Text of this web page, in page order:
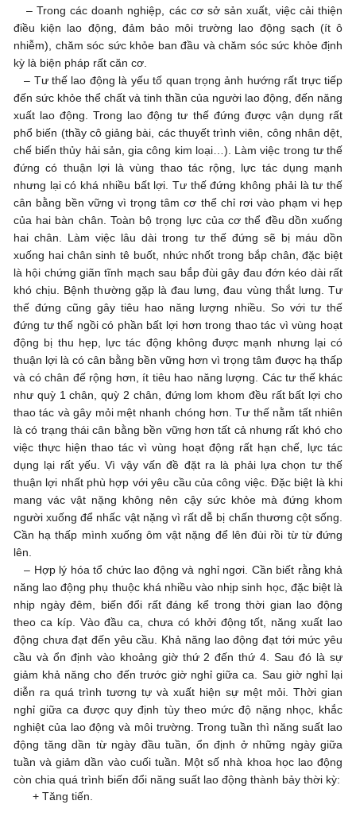
– Trong các doanh nghiệp, các cơ sở sản xuất, việc cải thiện
điều kiện lao động, đảm bảo môi trường lao động sạch (ít ô
nhiễm), chăm sóc sức khỏe ban đầu và chăm sóc sức khỏe định
kỳ là biện pháp rất căn cơ.
– Tư thế lao động là yếu tố quan trọng ảnh hướng rất trực tiếp
đến sức khỏe thể chất và tinh thần của người lao động, đến năng
xuất lao động. Trong lao động tư thế đứng được vận dụng rất
phổ biến (thầy cô giảng bài, các thuyết trình viên, công nhân dệt,
chế biến thủy hải sản, gia công kim loại…). Làm việc trong tư thế
đứng có thuận lợi là vùng thao tác rộng, lực tác dụng mạnh
nhưng lại có khá nhiều bất lợi. Tư thế đứng không phải là tư thế
cân bằng bền vững vì trọng tâm cơ thể chỉ rơi vào phạm vi hẹp
của hai bàn chân. Toàn bộ trọng lực của cơ thể đều dồn xuống
hai chân. Làm việc lâu dài trong tư thế đứng sẽ bị máu dồn
xuống hai chân sinh tê buốt, nhức nhốt trong bắp chân, đặc biệt
là hội chứng giãn tĩnh mạch sau bắp đùi gây đau đớn kéo dài rất
khó chịu. Bệnh thường gặp là đau lưng, đau vùng thắt lưng. Tư
thế đứng cũng gây tiêu hao năng lượng nhiều. So với tư thế
đứng tư thế ngồi có phần bất lợi hơn trong thao tác vì vùng hoạt
động bị thu hẹp, lực tác động không được mạnh nhưng lại có
thuận lợi là có cân bằng bền vững hơn vì trọng tâm được hạ thấp
và có chân đế rộng hơn, ít tiêu hao năng lượng. Các tư thế khác
như quỳ 1 chân, quỳ 2 chân, đứng lom khom đều rất bất lợi cho
thao tác và gây mỏi mệt nhanh chóng hơn. Tư thế nằm tất nhiên
là có trạng thái cân bằng bền vững hơn tất cả nhưng rất khó cho
việc thực hiện thao tác vì vùng hoạt động rất hạn chế, lực tác
dụng lại rất yếu. Vì vậy vấn đề đặt ra là phải lựa chọn tư thế
thuận lợi nhất phù hợp với yêu cầu của công việc. Đặc biệt là khi
mang vác vật nặng không nên cậy sức khỏe mà đứng khom
người xuống để nhấc vật nặng vì rất dễ bị chấn thương cột sống.
Cần hạ thấp mình xuống ôm vật nặng để lên đùi rồi từ từ đứng
lên.
– Hợp lý hóa tổ chức lao động và nghỉ ngơi. Cần biết rằng khả
năng lao động phụ thuộc khá nhiều vào nhịp sinh học, đặc biệt là
nhịp ngày đêm, biến đổi rất đáng kể trong thời gian lao động
theo ca kíp. Vào đầu ca, chưa có khởi động tốt, năng xuất lao
động chưa đạt đến yêu cầu. Khả năng lao động đạt tới mức yêu
cầu và ổn định vào khoảng giờ thứ 2 đến thứ 4. Sau đó là sự
giảm khả năng cho đến trước giờ nghỉ giữa ca. Sau giờ nghỉ lại
diễn ra quá trình tương tự và xuất hiện sự mệt mỏi. Thời gian
nghỉ giữa ca được quy định tùy theo mức độ nặng nhọc, khắc
nghiệt của lao động và môi trường. Trong tuần thì năng suất lao
động tăng dần từ ngày đầu tuần, ổn định ở những ngày giữa
tuần và giảm dần vào cuối tuần. Một số nhà khoa học lao động
còn chia quá trình biến đổi năng suất lao động thành bảy thời kỳ:
+ Tăng tiến.